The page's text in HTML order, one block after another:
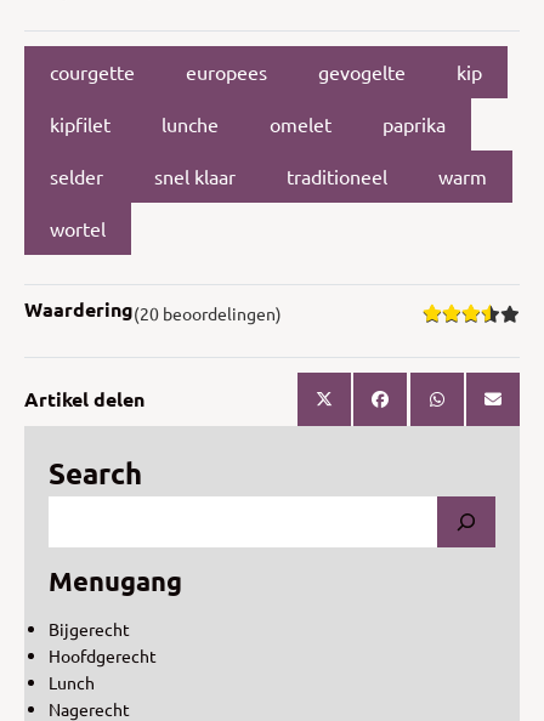
courgette europees gevogelte kip
kipfilet lunche omelet paprika
selder snel klaar traditioneel warm
wortel
Waardering(20 beoordelingen)
Artikel delen
Search
Menugang
Bijgerecht
Hoofdgerecht
Lunch
Nagerecht